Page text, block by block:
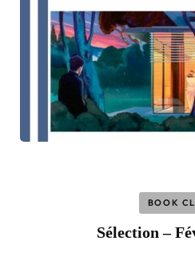
BOOK
Sélection –